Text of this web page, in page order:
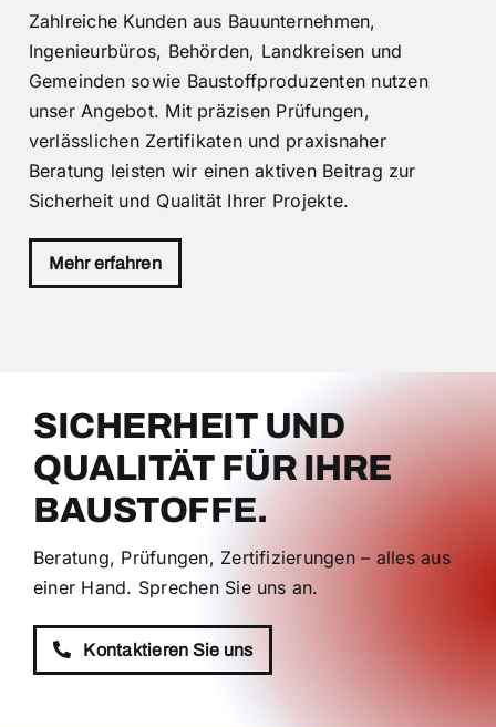
Zahlreiche Kunden aus Bauunternehmen,
Ingenieurbüros, Behörden, Landkreisen und
Gemeinden sowie Baustoffproduzenten nutzen
unser Angebot. Mit präzisen Prüfungen,
verlässlichen Zertifikaten und praxisnaher
Beratung leisten wir einen aktiven Beitrag zur
Sicherheit und Qualität Ihrer Projekte.
Mehr erfahren
SICHERHEIT UND
QUALITÄT FÜR IHRE
BAUSTOFFE.
Beratung, Prüfungen, Zertifizierungen – alles aus
einer Hand. Sprechen Sie uns an.
Kontaktieren Sie uns